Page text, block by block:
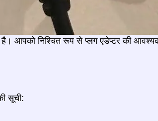
है। आपको निश्चित रूप से प्लग एडेप्टर की
सूची: